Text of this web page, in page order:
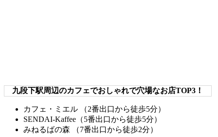
九段下駅周辺のカフェでおしゃれで穴場なお店TOP3！
カフェ・ミエル （2番出口から徒歩5分）
SENDAI-Kaffee（5番出口から徒歩5分）
みねるばの森 （7番出口から徒歩2分）